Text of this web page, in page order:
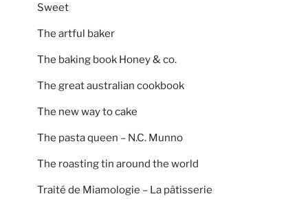
Sweet
The artful baker
The baking book Honey & co.
The great australian cookbook
The new way to cake
The pasta queen – N.C. Munno
The roasting tin around the world
Traité de Miamologie – La pâtisserie